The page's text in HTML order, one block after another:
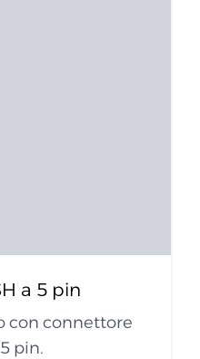
a 5 pin
con connettore
pin.